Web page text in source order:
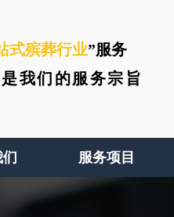
式殡葬行业”服务
是我们的服务宗旨
服务项目